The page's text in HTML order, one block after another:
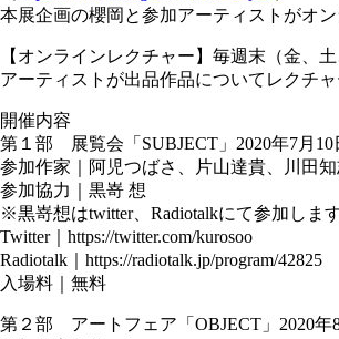
本展企画の櫻岡と参加アーティストがオ
【オンラインレクチャー】毎週末（金、
アーティストが出品作品についてレクチャ
開催内容
第１部 展覧会「SUBJECT」2020年7月10
参加作家｜阿児つばさ、片山達貴、川田
参加協力｜黒嵜 想
※黒嵜想はtwitter、Radiotalkにて参加します
Twitter｜https://twitter.com/kurosoo
Radiotalk｜https://radiotalk.jp/program/42825
入場料｜無料
第２部 アートフェア「OBJECT」2020年